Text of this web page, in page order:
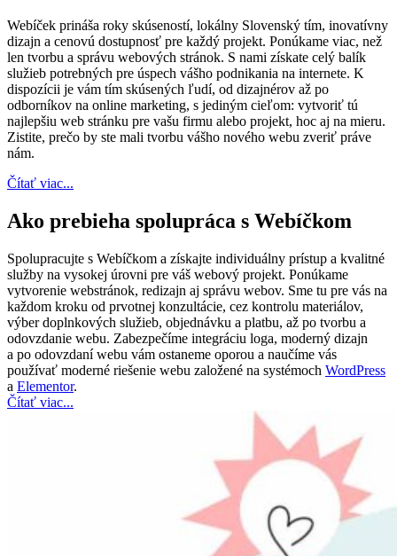
Webíček prináša roky skúseností, lokálny Slovenský tím, inovatívny
dizajn a cenovú dostupnosť pre každý projekt. Ponúkame viac, než
len tvorbu a správu webových stránok. S nami získate celý balík
služieb potrebných pre úspech vášho podnikania na internete. K
dispozícii je vám tím skúsených ľudí, od dizajnérov až po
odborníkov na online marketing, s jediným cieľom: vytvoriť tú
najlepšiu web stránku pre vašu firmu alebo projekt, hoc aj na mieru.
Zistite, prečo by ste mali tvorbu vášho nového webu zveriť práve
nám.
Čítať viac...
Ako prebieha spolupráca s Webíčkom
Spolupracujte s Webíčkom a získajte individuálny prístup a kvalitné
služby na vysokej úrovni pre váš webový projekt. Ponúkame
vytvorenie webstránok, redizajn aj správu webov. Sme tu pre vás na
každom kroku od prvotnej konzultácie, cez kontrolu materiálov,
výber doplnkových služieb, objednávku a platbu, až po tvorbu a
odovzdanie webu. Zabezpečíme integráciu loga, moderný dizajn
a po odovzdaní webu vám ostaneme oporou a naučíme vás
používať moderné riešenie webu založené na systémoch WordPress
a Elementor.
Čítať viac...